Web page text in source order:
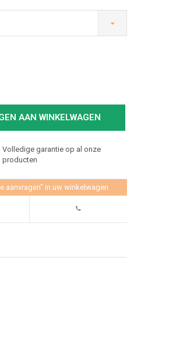
AAN WINKELWAGEN
Volledige garantie op al onze
producten
aanvragen" in uw winkelwagen